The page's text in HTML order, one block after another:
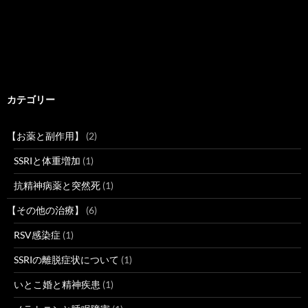
カテゴリー
【お薬と副作用】 (2)
SSRIと体重増加 (1)
抗精神病薬と突然死 (1)
【その他の治療】 (6)
RSV感染症 (1)
SSRIの離脱症状について (1)
いとこ婚と精神疾患 (1)